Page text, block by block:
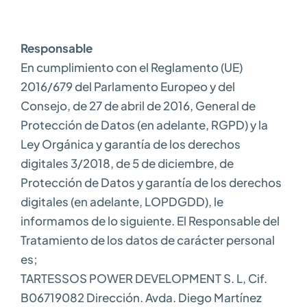
Responsable
En cumplimiento con el Reglamento (UE)
2016/679 del Parlamento Europeo y del
Consejo, de 27 de abril de 2016, General de
Protección de Datos (en adelante, RGPD) y la
Ley Orgánica y garantía de los derechos
digitales 3/2018, de 5 de diciembre, de
Protección de Datos y garantía de los derechos
digitales (en adelante, LOPDGDD), le
informamos de lo siguiente. El Responsable del
Tratamiento de los datos de carácter personal
es;
TARTESSOS POWER DEVELOPMENT S. L, Cif.
B06719082 Dirección. Avda. Diego Martínez